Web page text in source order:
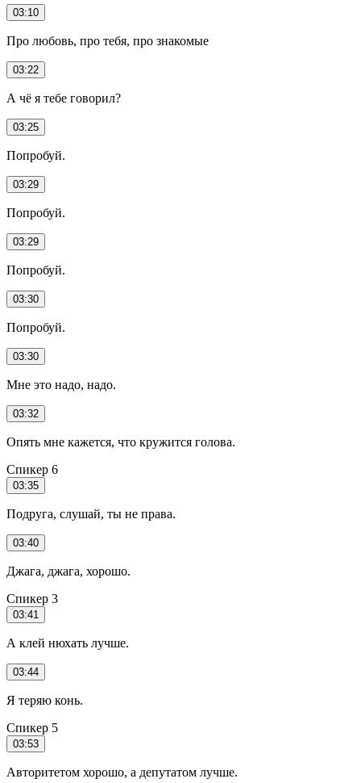
03:10
Про любовь, про тебя, про знакомые
03:22
А чё я тебе говорил?
03:25
Попробуй.
03:29
Попробуй.
03:29
Попробуй.
03:30
Попробуй.
03:30
Мне это надо, надо.
03:32
Опять мне кажется, что кружится голова.
Спикер 6
03:35
Подруга, слушай, ты не права.
03:40
Джага, джага, хорошо.
Спикер 3
03:41
А клей нюхать лучше.
03:44
Я теряю конь.
Спикер 5
03:53
Авторитетом хорошо, а депутатом лучше.